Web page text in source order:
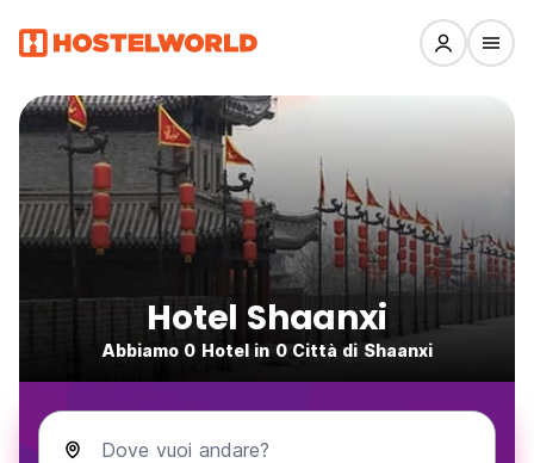
Hotel Shaanxi
Abbiamo 0 Hotel in 0 Città di Shaanxi
Dove vuoi andare?